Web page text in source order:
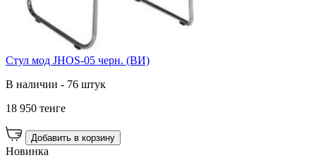
Стул мод JHOS-05 черн. (ВИ)
В наличии - 76 штук
18 950 тенге
Добавить в корзину
Новинка